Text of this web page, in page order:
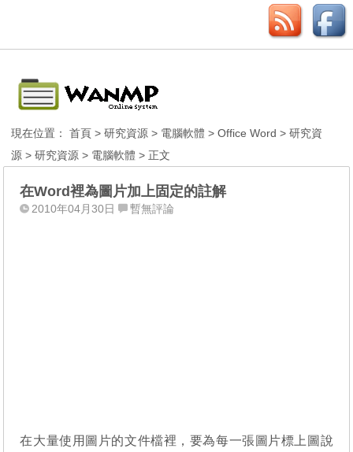
現在位置：首頁 >研究資源 > 電腦軟體 >Office Word >研究資
源 >研究資源 > 電腦軟體 > 正文
在Word裡為圖片加上固定的註解
2010年04月30日 暫無評論
在大量使用圖片的文件檔裡，要為每一張圖片標上圖說